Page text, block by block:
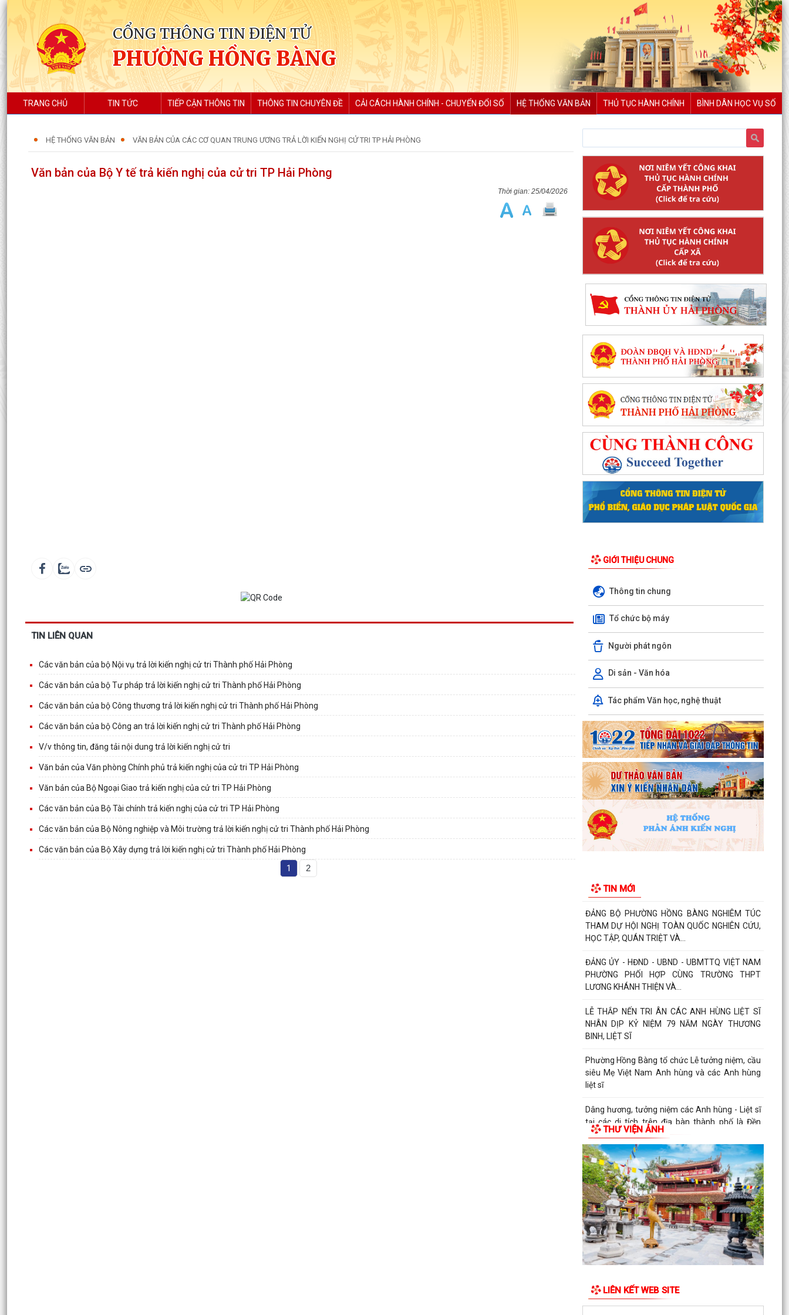
CỔNG THÔNG TIN ĐIỆN TỬ
PHƯỜNG HỒNG BÀNG
TRANG CHỦ TIN TỨC TIẾP CẬN THÔNG TIN THÔNG TIN CHUYÊN ĐỀ CẢI CÁCH HÀNH CHÍNH - CHUYỂN ĐỔI SỐ HỆ THỐNG VĂN BẢN THỦ TỤC HÀNH CHÍNH BÌNH DÂN HỌC VỤ SỐ
HỆ THỐNG VĂN BẢN VĂN BẢN CỦA CÁC CƠ QUAN TRUNG ƯƠNG TRẢ LỜI KIẾN NGHỊ CỬ TRI TP HẢI PHÒNG
Văn bản của Bộ Y tế trả kiến nghị của cử tri TP Hải Phòng
25/04/2026
TIN LIÊN QUAN
Các văn bản của bộ Nội vụ trả lời kiến nghị cử tri Thành phố Hải Phòng
Các văn bản của bộ Tư pháp trả lời kiến nghị cử tri Thành phố Hải Phòng
Các văn bản của bộ Công thương trả lời kiến nghị cử tri Thành phố Hải Phòng
Các văn bản của bộ Công an trả lời kiến nghị cử tri Thành phố Hải Phòng
V/v thông tin, đăng tải nội dung trả lời kiến nghị cử tri
Văn bản của Văn phòng Chính phủ trả kiến nghị của cử tri TP Hải Phòng
Văn bản của Bộ Ngoại Giao trả kiến nghị của cử tri TP Hải Phòng
Các văn bản của Bộ Tài chính trả kiến nghị của cử tri TP Hải Phòng
Các văn bản của Bộ Nông nghiệp và Môi trường trả lời kiến nghị cử tri Thành phố Hải Phòng
Các văn bản của Bộ Xây dựng trả lời kiến nghị cử tri Thành phố Hải Phòng
1 2
GIỚI THIỆU CHUNG
Thông tin chung
Tổ chức bộ máy
Người phát ngôn
Di sản - Văn hóa
Tác phẩm Văn học, nghệ thuật
TIN MỚI
Phường Hồng Bàng tổng kết và trao giải Cuộc
thi chính luận về bảo vệ nền tảng tư tưởng của
Đảng năm...
PHƯỜNG HỒNG BÀNG NÂNG CAO CHẤT LƯỢNG
SINH HOẠT CHI BỘ TỪ CƠ SỞ
Trường Tiểu học Đinh Tiên Hoàng (phường
Hồng Bàng) tăng kiến thức, kỹ năng phòng
chống đuối nước...
Phường Hồng Bàng tập huấn kiến thức về an
toàn thực phẩm cho các cơ sở kinh doanh dịch
vụ ăn uống,...
THÁNG ĐẦU NĂM 2026
ĐẢNG BỘ PHƯỜNG HỒNG BÀNG NGHIÊM TÚC
THAM DỰ HỘI NGHỊ TOÀN QUỐC NGHIÊN CỨU,
HỌC TẬP, QUÁN TRIỆT VÀ...
ĐẢNG ỦY - HĐND - UBND - UBMTTQ VIỆT NAM
PHƯỜNG PHỐI HỢP CÙNG TRƯỜNG THPT
LƯƠNG KHÁNH THIỆN VÀ...
LỄ THẮP NẾN TRI ÂN CÁC ANH HÙNG LIỆT SĨ
NHÂN DỊP KỶ NIỆM 79 NĂM NGÀY THƯƠNG
BINH, LIỆT SĨ
Phường Hồng Bàng tổ chức Lễ tưởng niệm, cầu
siêu Mẹ Việt Nam Anh hùng và các Anh hùng
liệt sĩ
Dâng hương, tưởng niệm các Anh hùng - Liệt sĩ
tại các di tích trên địa bàn thành phố là Đền
thờ...
PHƯỜNG HỒNG BÀNG TỔ CHỨC HỘI NGHỊ SƠ
KẾT 6 THÁNG ĐẦU NĂM 2026 CÔNG TÁC BẢO
VỆ NỀN TẢNG TƯ TƯỞNG CỦA...
Hội Cựu CAND phường Hồng Bàng đi thăm, tặng
quà các gia đình thương binh, thân nhân liệt sỹ
CAND
Phường Hồng Bàng phát huy vai trò, nâng cao
TUỔI TRẺ PHƯỜNG HỒNG BÀNG TỔ CHỨC
THƯ VIỆN ẢNH
LIÊN KẾT WEB SITE